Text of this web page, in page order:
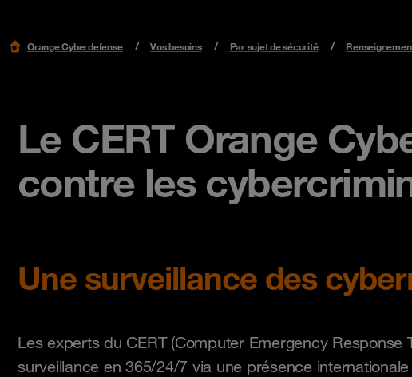
Orange Cyberdefense Vos besoins Par sujet de sécurité
Le CERT Orange
contre les
Une surveillance des
Les experts du CERT (Computer Emergency
surveillance en 365/24/7 via une présence